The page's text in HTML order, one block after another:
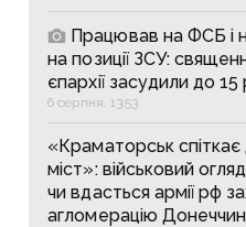
Працював на ФСБ і
на позиції ЗСУ:
єпархії засудили до 15
6 серпня, 13:53
«Краматорськ
міст»: військовий
чи вдасться армії рф
агломерацію